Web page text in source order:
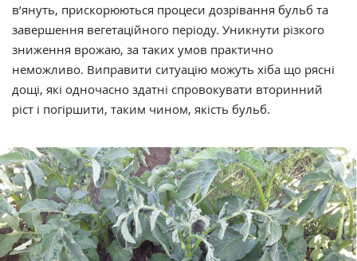
в’януть, прискорюються процеси дозрівання бульб та
завершення вегетаційного періоду. Уникнути різкого
зниження врожаю, за таких умов практично
неможливо. Виправити ситуацію можуть хіба що рясні
дощі, які одночасно здатні спровокувати вторинний
ріст і погіршити, таким чином, якість бульб.